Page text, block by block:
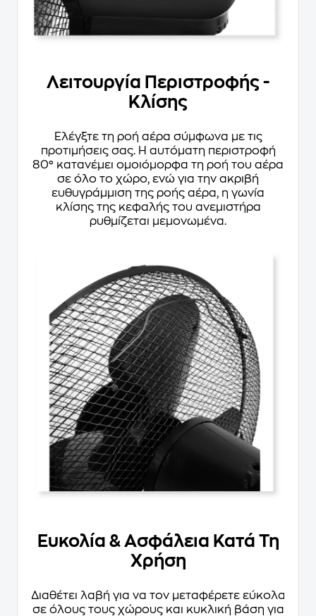
Λειτουργία Περιστροφής -
Κλίσης
Ελέγξτε τη ροή αέρα σύμφωνα με τις
προτιμήσεις σας. Η αυτόματη περιστροφή
80° κατανέμει ομοιόμορφα τη ροή του αέρα
σε όλο το χώρο, ενώ για την ακριβή
ευθυγράμμιση της ροής αέρα, η γωνία
κλίσης της κεφαλής του ανεμιστήρα
ρυθμίζεται μεμονωμένα.
Ευκολία & Ασφάλεια Κατά Τη
Χρήση
Διαθέτει λαβή για να τον μεταφέρετε εύκολα
σε όλους τους χώρους και κυκλική βάση για